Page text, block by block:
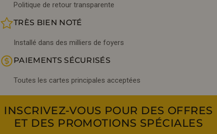
Politique de retour transparente
TRÈS BIEN NOTÉ
Installé dans des milliers de foyers
PAIEMENTS SÉCURISÉS
Toutes les cartes principales acceptées
INSCRIVEZ-VOUS POUR DES OFFRES
ET DES PROMOTIONS SPÉCIALES